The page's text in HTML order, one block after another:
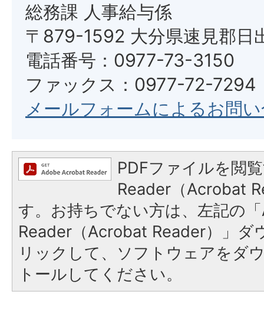
総務課 人事給与係
〒879-1592 大分県速見郡日
電話番号：0977-73-3150
ファックス：0977-72-7294
メールフォームによるお問
PDFファイルを閲
Reader（Acrobat
す。お持ちでない方は、左記の
Reader（Acrobat Reader）」ダ
リックして、ソフトウェアをダ
トールしてください。